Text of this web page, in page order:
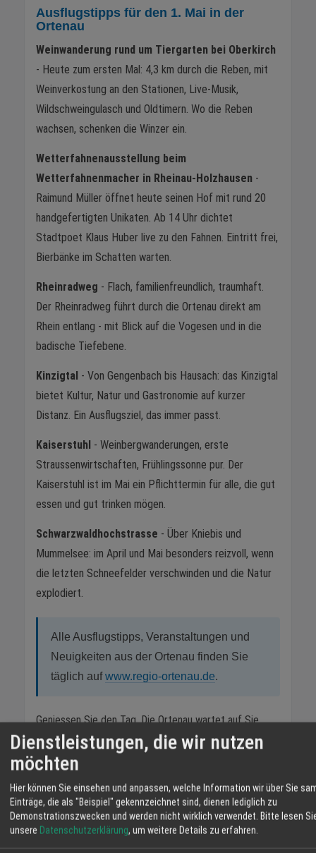
Ausflugstipps für den 1. Mai in der
Ortenau
Weinwanderung rund um Tiergarten bei Oberkirch
- Heute zum ersten Mal: 4,3 km durch die Reben, mit
Weinverkostung an den Stationen, Live-Musik,
Wildschweingulasch und Oldtimern. Wo die Reben
wachsen, schenken die Winzer ein.
Wetterfahnenausstellung beim
Wetterfahnenmacher in Rheinau-Holzhausen -
Raimund Müller öffnet heute seinen Hof mit rund 20
handgefertigten Unikaten. Ab 14 Uhr dichtet
Stadtpoet Klaus Huber live zu den Fahnen. Eintritt frei,
Bierbänke im Schatten warten.
Rheinradweg - Flach, familienfreundlich, traumhaft.
Der Rheinradweg führt durch die Ortenau direkt am
Rhein entlang - mit Blick auf die Vogesen und in die
badische Tiefebene.
Kinzigtal - Von Gengenbach bis Hausach: das Kinzigtal
bietet Kultur, Natur und Gastronomie auf kurzer
Distanz. Ein Ausflugsziel, das immer passt.
Kaiserstuhl - Weinbergwanderungen, erste
Straussenwirtschaften, Frühlingssonne pur. Der
Kaiserstuhl ist im Mai ein Pflichttermin für alle, die gut
essen und gut trinken mögen.
Schwarzwaldhochstrasse - Über Kniebis und
Mummelsee: im April und Mai besonders reizvoll, wenn
die letzten Schneefelder verschwinden und die Natur
explodiert.
Alle Ausflugstipps, Veranstaltungen und
Neuigkeiten aus der Ortenau finden Sie
täglich aufwww.regio-ortenau.de.
Geniessen Sie den Tag. Die Ortenau wartet auf Sie.
Herzliche Grüsse vom Team Regio-Ortenau.de
1.Mai
TEILEN
Dienstleistungen, die wir nutzen
möchten
Hier können Sie einsehen und anpassen, welche Information wir über Sie
Einträge, die als "Beispiel" gekennzeichnet sind, dienen lediglich zu
Demonstrationszwecken und werden nicht wirklich verwendet. Bitte lesen
unsere Datenschutzerklärung, um weitere Details zu erfahren.